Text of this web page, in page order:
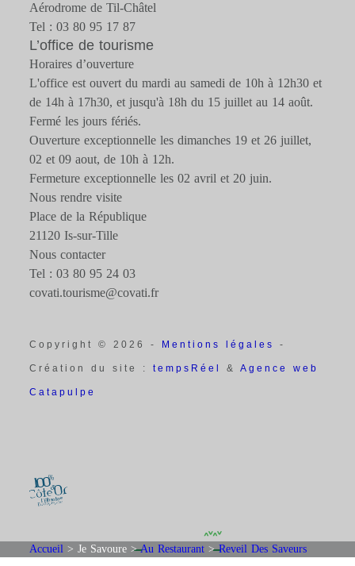
Accueil >Je Savoure >Au Restaurant >Reveil Des Saveurs
Aérodrome de Til-Châtel
Tel : 03 80 95 17 87
L’office de tourisme
Horaires d’ouverture
L'office est ouvert du mardi au samedi de 10h à 12h30 et
de 14h à 17h30, et jusqu'à 18h du 15 juillet au 14 août.
Fermé les jours fériés.
Ouverture exceptionnelle les dimanches 19 et 26 juillet,
02 et 09 aout, de 10h à 12h.
Fermeture exceptionnelle les 02 avril et 20 juin.
Nous rendre visite
Place de la République
21120 Is-sur-Tille
Nous contacter
Tel : 03 80 95 24 03
covati.tourisme@covati.fr
Copyright © 2026 - Mentions légales -
Création du site :tempsRéel&Agence web
Catapulpe